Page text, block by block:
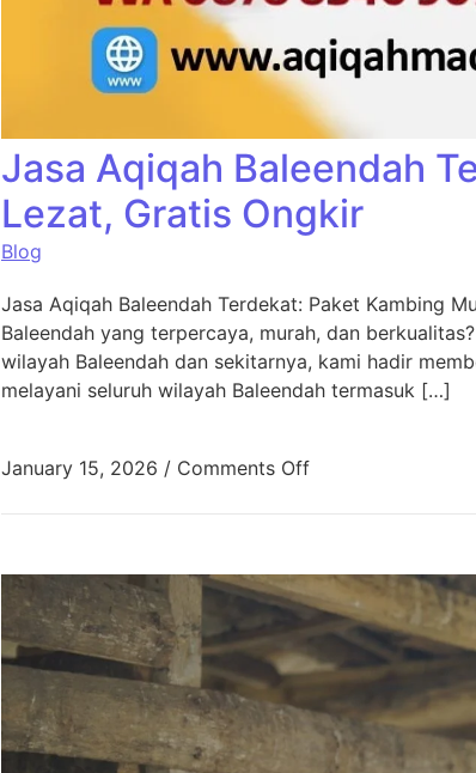
Jasa Aqiqah Baleendah
Lezat, Gratis Ongkir
Blog
Jasa Aqiqah Baleendah Terdekat: Paket Kambing
Baleendah yang terpercaya, murah, dan
wilayah Baleendah dan sekitarnya, kami hadir
melayani seluruh wilayah Baleendah termasuk […]
January 15, 2026 / Comments Off